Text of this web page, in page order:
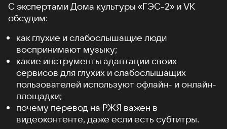
С экспертами Дома культуры «ГЭС-2» и VK
обсудим:
как глухие и слабослышащие люди
воспринимают музыку;
какие инструменты адаптации своих
сервисов для глухих и слабослышащих
пользователей используют офлайн- и онлайн-
площадки;
почему перевод на РЖЯ важен в
видеоконтенте, даже если есть субтитры.